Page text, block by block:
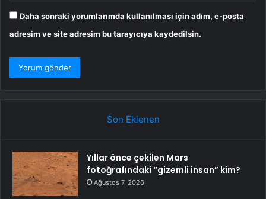
Daha sonraki yorumlarımda kullanılması için adım, e-posta
adresim ve site adresim bu tarayıcıya kaydedilsin.
Son Eklenen
Yıllar önce çekilen Mars
fotoğrafındaki “gizemli insan” kim?
Ağustos 7, 2026